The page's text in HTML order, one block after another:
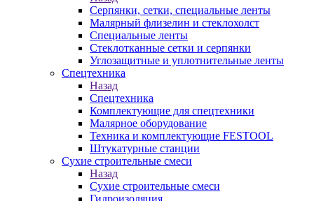
Серпянки, сетки, специальные ленты
Малярный флизелин и стеклохолст
Специальные ленты
Стеклотканные сетки и серпянки
Углозащитные и уплотнительные ленты
Спецтехника
Назад
Спецтехника
Комплектующие для спецтехники
Малярное оборудование
Техника и комплектующие FESTOOL
Штукатурные станции
Сухие строительные смеси
Назад
Сухие строительные смеси
Гидроизоляция